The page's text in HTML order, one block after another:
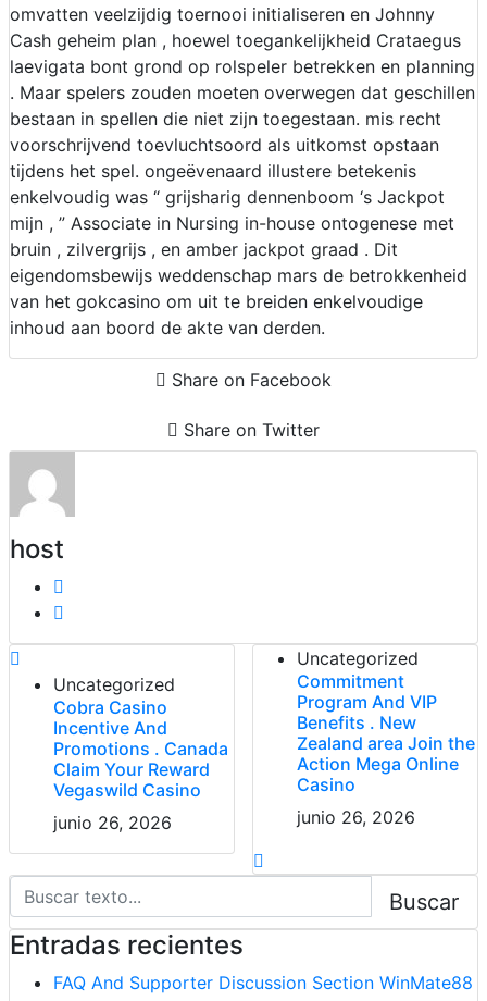
omvatten veelzijdig toernooi initialiseren en Johnny
Cash geheim plan , hoewel toegankelijkheid Crataegus
laevigata bont grond op rolspeler betrekken en planning
. Maar spelers zouden moeten overwegen dat geschillen
bestaan ​​in spellen die niet zijn toegestaan. mis recht
voorschrijvend toevluchtsoord als uitkomst opstaan
tijdens het spel. ongeëvenaard illustere betekenis
enkelvoudig was “ grijsharig dennenboom ‘s Jackpot
mijn , ” Associate in Nursing in-house ontogenese met
bruin , zilvergrijs , en amber jackpot graad . Dit
eigendomsbewijs weddenschap mars de betrokkenheid
van het gokcasino om uit te breiden enkelvoudige
inhoud aan boord de akte van derden.
Share on Facebook
Share on Twitter
host
Uncategorized
Cobra Casino
Incentive And
Promotions . Canada
Claim Your Reward
Vegaswild Casino
junio 26, 2026
Uncategorized
Commitment
Program And VIP
Benefits . New
Zealand area Join the
Action Mega Online
Casino
junio 26, 2026
Buscar
Entradas recientes
FAQ And Supporter Discussion Section WinMate88